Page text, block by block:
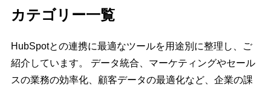
カテゴリー一覧
HubSpotとの連携に最適なツールを用途別に整理し、ご
紹介しています。 データ統合、マーケティングやセール
スの業務の効率化、顧客データの最適化など、企業の課